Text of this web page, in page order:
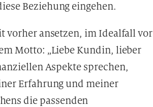
Beziehung eingehen.
vorher ansetzen, im Idealfall vor
Motto: „Liebe Kundin, lieber
Aspekte sprechen,
Erfahrung und meiner
die passenden